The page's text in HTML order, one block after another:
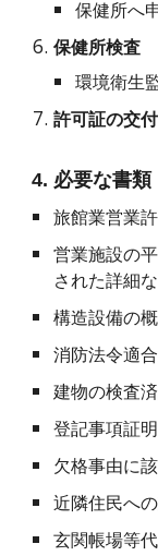
保健所へ
保健所検査
環境衛生
許可証の交
4. 必要な書類
旅館業営業
営業施設の
された詳細な
構造設備の
消防法令適
建物の検査
登記事項証
欠格事由に
近隣住民へ
玄関帳場等